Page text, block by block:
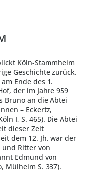
Köln-Stammheim
Geschichte zurück.
Ende des 1.
der im Jahre 959
Bruno an die Abtei
– Eckertz,
I, S. 465). Die Abtei
dieser Zeit
dem 12. Jh. war der
Ritter von
Edmund von
Mülheim S. 337).